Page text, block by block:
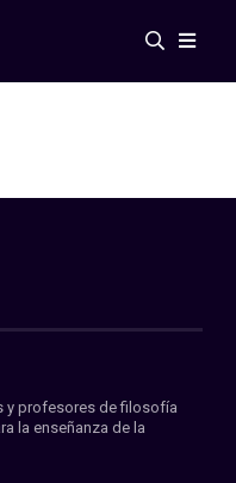
y profesores de filosofía
la enseñanza de la